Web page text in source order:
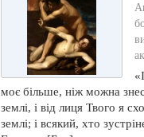
моє більше, ніж можна
землі, і від лиця Твого я
землі; і всякий, хто